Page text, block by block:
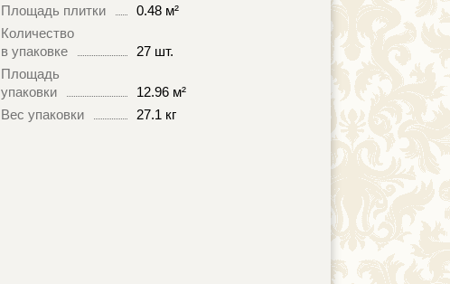
Площадь плитки
0.48 м²
Количество
в упаковке
27 шт.
Площадь
упаковки
12.96 м²
Вес упаковки
27.1 кг